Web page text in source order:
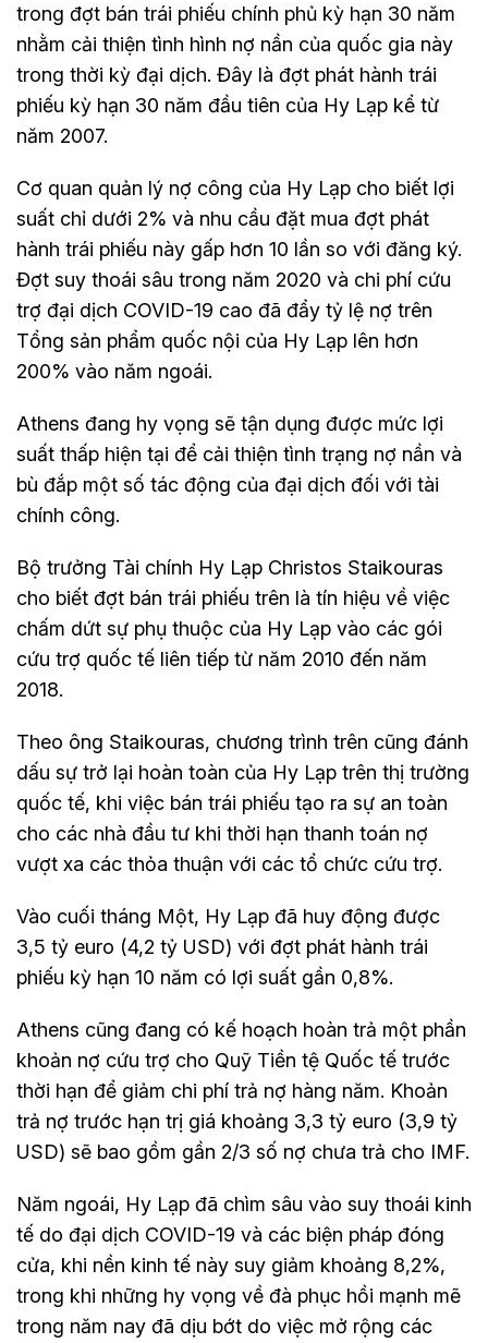
trong đợt bán trái phiếu chính phủ kỳ hạn 30 năm
nhằm cải thiện tình hình nợ nần của quốc gia này
trong thời kỳ đại dịch. Đây là đợt phát hành trái
phiếu kỳ hạn 30 năm đầu tiên của Hy Lạp kể từ
năm 2007.
Cơ quan quản lý nợ công của Hy Lạp cho biết lợi
suất chỉ dưới 2% và nhu cầu đặt mua đợt phát
hành trái phiếu này gấp hơn 10 lần so với đăng ký.
Đợt suy thoái sâu trong năm 2020 và chi phí cứu
trợ đại dịch COVID-19 cao đã đẩy tỷ lệ nợ trên
Tổng sản phẩm quốc nội của Hy Lạp lên hơn
200% vào năm ngoái.
Athens đang hy vọng sẽ tận dụng được mức lợi
suất thấp hiện tại để cải thiện tình trạng nợ nần và
bù đắp một số tác động của đại dịch đối với tài
chính công.
Bộ trưởng Tài chính Hy Lạp Christos Staikouras
cho biết đợt bán trái phiếu trên là tín hiệu về việc
chấm dứt sự phụ thuộc của Hy Lạp vào các gói
cứu trợ quốc tế liên tiếp từ năm 2010 đến năm
2018.
Theo ông Staikouras, chương trình trên cũng đánh
dấu sự trở lại hoàn toàn của Hy Lạp trên thị trường
quốc tế, khi việc bán trái phiếu tạo ra sự an toàn
cho các nhà đầu tư khi thời hạn thanh toán nợ
vượt xa các thỏa thuận với các tổ chức cứu trợ.
Vào cuối tháng Một, Hy Lạp đã huy động được
3,5 tỷ euro (4,2 tỷ USD) với đợt phát hành trái
phiếu kỳ hạn 10 năm có lợi suất gần 0,8%.
Athens cũng đang có kế hoạch hoàn trả một phần
khoản nợ cứu trợ cho Quỹ Tiền tệ Quốc tế trước
thời hạn để giảm chi phí trả nợ hàng năm. Khoản
trả nợ trước hạn trị giá khoảng 3,3 tỷ euro (3,9 tỷ
USD) sẽ bao gồm gần 2/3 số nợ chưa trả cho IMF.
Năm ngoái, Hy Lạp đã chìm sâu vào suy thoái kinh
tế do đại dịch COVID-19 và các biện pháp đóng
cửa, khi nền kinh tế này suy giảm khoảng 8,2%,
trong khi những hy vọng về đà phục hồi mạnh mẽ
trong năm nay đã dịu bớt do việc mở rộng các